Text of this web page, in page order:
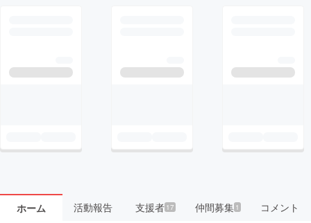
ホーム 活動報告 支援者 17 仲間募集 1 コメント